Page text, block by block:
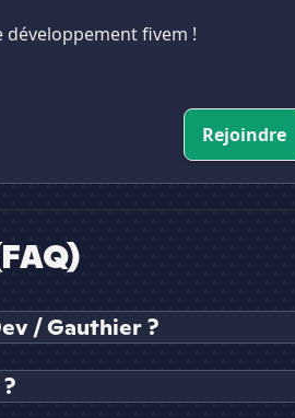
développement fivem !
Rejoindre
/ Gauthier ?